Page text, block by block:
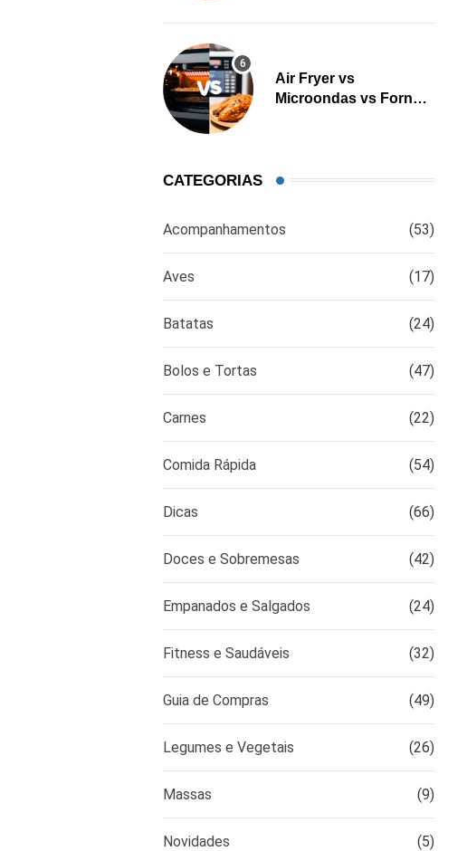
Air Fryer vs
Microondas vs Forno:
CATEGORIAS
Acompanhamentos (53)
Aves (17)
Batatas (24)
Bolos e Tortas (47)
Carnes (22)
Comida Rápida (54)
Dicas (66)
Doces e Sobremesas (42)
Empanados e Salgados (24)
Fitness e Saudáveis (32)
Guia de Compras (49)
Legumes e Vegetais (26)
Massas (9)
Novidades (5)